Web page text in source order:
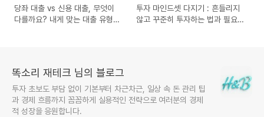
당좌 대출 vs 신용 대출, 무엇이
다를까요? 내게 맞는 대출 유형
투자 마인드셋 다지기 : 흔들리지
않고 꾸준히 투자하는 법과 필요
똑소리 재테크 님의 블로그
투자 초보도 부담 없이 기본부터 차근차근, 일상 속 돈 관리 팁
과 경제 흐름까지 꼼꼼하게 실용적인 전략으로 여러분의 경제
적 성장을 응원합니다.